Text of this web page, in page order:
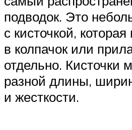
подводок. Это
с кисточкой,
в колпачок или
отдельно. Кисточки
разной длины,
и жесткости.